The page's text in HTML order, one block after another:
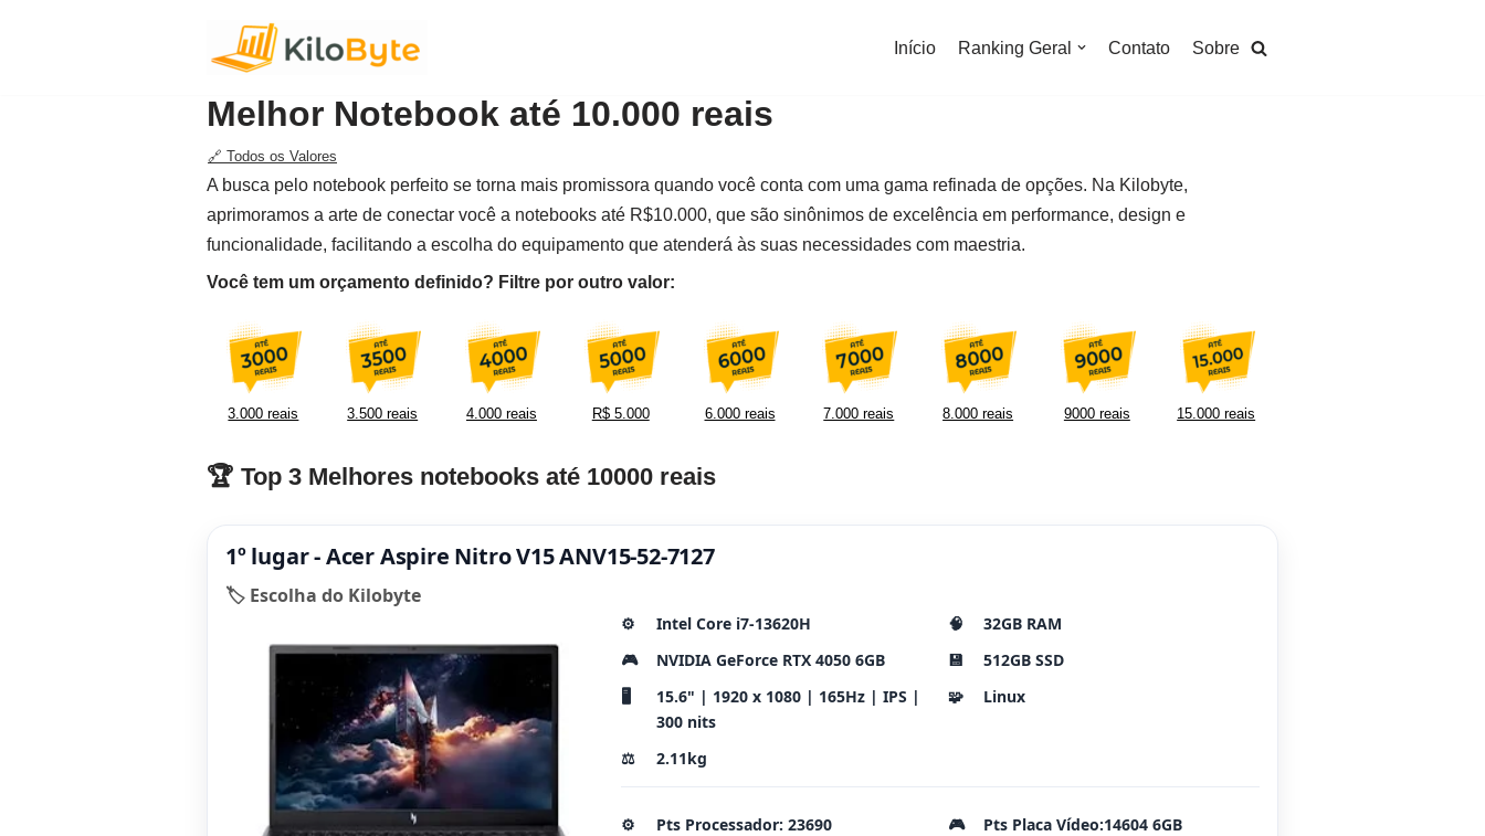
Início Ranking Geral Contato Sobre
Melhor Notebook até 10.000 reais
🔗 Todos os Valores
A busca pelo notebook perfeito se torna mais promissora quando você conta com uma gama refinada de opções. Na Kilobyte,
aprimoramos a arte de conectar você a notebooks até R$10.000, que são sinônimos de excelência em performance, design e
funcionalidade, facilitando a escolha do equipamento que atenderá às suas necessidades com maestria.
Você tem um orçamento definido? Filtre por outro valor:
3.000 reais 3.500 reais 4.000 reais R$ 5.000 6.000 reais 7.000 reais 8.000 reais 9000 reais 15.000 reais
🏆 Top 3 Melhores notebooks até 10000 reais
1º lugar - Acer Aspire Nitro V15 ANV15-52-7127
🏷️ Escolha do Kilobyte
⚙️ Intel Core i7-13620H 🧠
32GB RAM
🎮
NVIDIA GeForce RTX 4050 6GB 💾
512GB SSD
🖥️
15.6" | 1920 x 1080 | 165Hz | IPS |
300 nits
🧩 Linux
⚖️ 2.11kg
⚙️ Pts Processador: 23690 🎮
Pts Placa Vídeo:14604 6GB